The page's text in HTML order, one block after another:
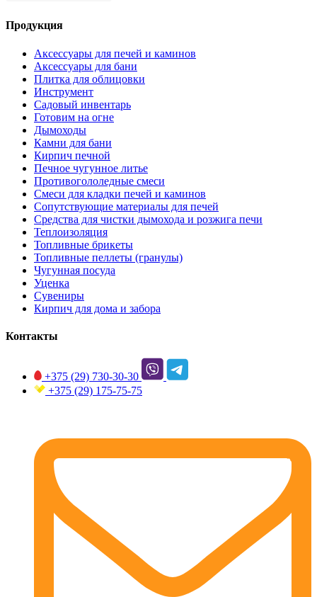
Продукция
Аксессуары для печей и каминов
Аксессуары для бани
Плитка для облицовки
Инструмент
Садовый инвентарь
Готовим на огне
Дымоходы
Камни для бани
Кирпич печной
Печное чугунное литье
Противогололедные смеси
Смеси для кладки печей и каминов
Сопутствующие материалы для печей
Средства для чистки дымохода и розжига печи
Теплоизоляция
Топливные брикеты
Топливные пеллеты (гранулы)
Чугунная посуда
Уценка
Сувениры
Кирпич для дома и забора
Контакты
+375 (29) 730-30-30
+375 (29) 175-75-75